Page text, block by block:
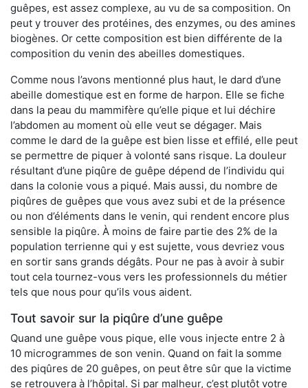
guêpes, est assez complexe, au vu de sa composition. On
peut y trouver des protéines, des enzymes, ou des amines
biogènes. Or cette composition est bien différente de la
composition du venin des abeilles domestiques.
Comme nous l’avons mentionné plus haut, le dard d’une
abeille domestique est en forme de harpon. Elle se fiche
dans la peau du mammifère qu’elle pique et lui déchire
l’abdomen au moment où elle veut se dégager. Mais
comme le dard de la guêpe est bien lisse et effilé, elle peut
se permettre de piquer à volonté sans risque. La douleur
résultant d’une piqûre de guêpe dépend de l’individu qui
dans la colonie vous a piqué. Mais aussi, du nombre de
piqûres de guêpes que vous avez subi et de la présence
ou non d’éléments dans le venin, qui rendent encore plus
sensible la piqûre. À moins de faire partie des 2% de la
population terrienne qui y est sujette, vous devriez vous
en sortir sans grands dégâts. Pour ne pas à avoir à subir
tout cela tournez-vous vers les professionnels du métier
tels que nous pour qu’ils vous aident.
Tout savoir sur la piqûre d’une guêpe
Quand une guêpe vous pique, elle vous injecte entre 2 à
10 microgrammes de son venin. Quand on fait la somme
des piqûres de 20 guêpes, on peut être sûr que la victime
se retrouvera à l’hôpital. Si par malheur, c’est plutôt votre